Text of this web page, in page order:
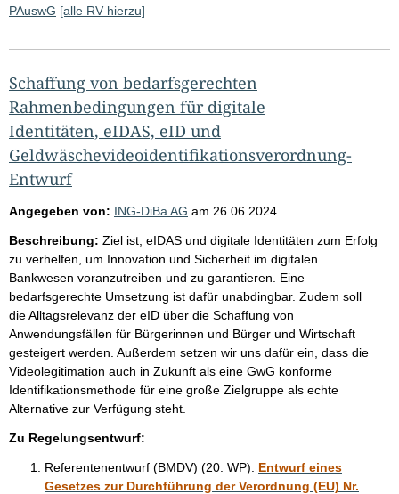
PAuswG [alle RV hierzu]
Schaffung von bedarfsgerechten
Rahmenbedingungen für digitale
Identitäten, eIDAS, eID und
Geldwäschevideoidentifikationsverordnung-
Entwurf
Angegeben von: ING-DiBa AG am 26.06.2024
Beschreibung: Ziel ist, eIDAS und digitale Identitäten zum Erfolg
zu verhelfen, um Innovation und Sicherheit im digitalen
Bankwesen voranzutreiben und zu garantieren. Eine
bedarfsgerechte Umsetzung ist dafür unabdingbar. Zudem soll
die Alltagsrelevanz der eID über die Schaffung von
Anwendungsfällen für Bürgerinnen und Bürger und Wirtschaft
gesteigert werden. Außerdem setzen wir uns dafür ein, dass die
Videolegitimation auch in Zukunft als eine GwG konforme
Identifikationsmethode für eine große Zielgruppe als echte
Alternative zur Verfügung steht.
Zu Regelungsentwurf:
Referentenentwurf (BMDV) (20. WP): Entwurf eines
Gesetzes zur Durchführung der Verordnung (EU) Nr.